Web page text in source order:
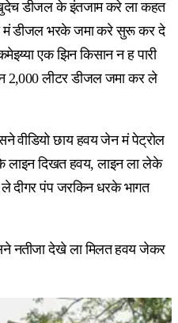
डीजल के इंतजाम करे ला कहत
मं डीजल भरके जमा करे सुरू कर दे
एक झिन किसान न ह पारी
2,000 लीटर डीजल जमा कर ले
वीडियो छाय हवय जेन मं पेट्रोल
लाइन दिखत हवय, लाइन ला लेके
दीगर पंप जरकिन धरके भागत
नतीजा देखे ला मिलत हवय जेकर